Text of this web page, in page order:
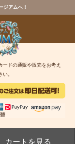
ジアムへ！
ドの通販や販売をお考え
。
カートを見る